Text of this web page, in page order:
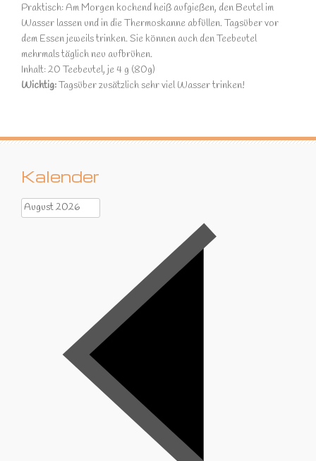
Praktisch: Am Morgen kochend heiß aufgießen, den Beutel im
Wasser lassen und in die Thermoskanne abfüllen. Tagsüber vor
dem Essen jeweils trinken. Sie können auch den Teebeutel
mehrmals täglich neu aufbrühen.
Inhalt: 20 Teebeutel, je 4 g (80g)
Wichtig:Tagsüber zusätzlich sehr viel Wasser trinken!
Kalender